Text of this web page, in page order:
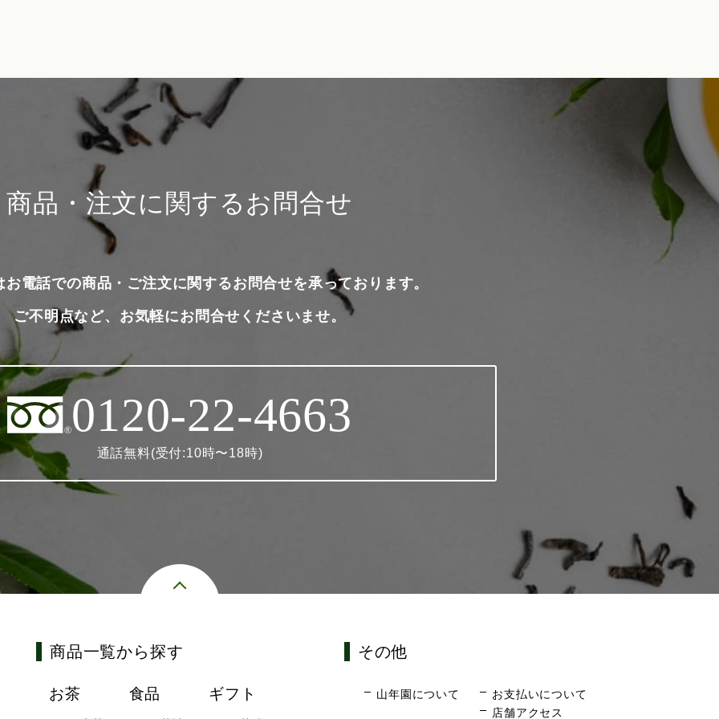
商品・注文に関するお問合せ
お電話での商品・ご注文に関するお問合せを承っております。
ご不明点など、お気軽にお問合せくださいませ。
0120-22-4663
通話無料(受付:10時〜18時)
商品一覧から探す
お茶 食品 ギフト
その他
山年園について
お支払いについて
店舗アクセス